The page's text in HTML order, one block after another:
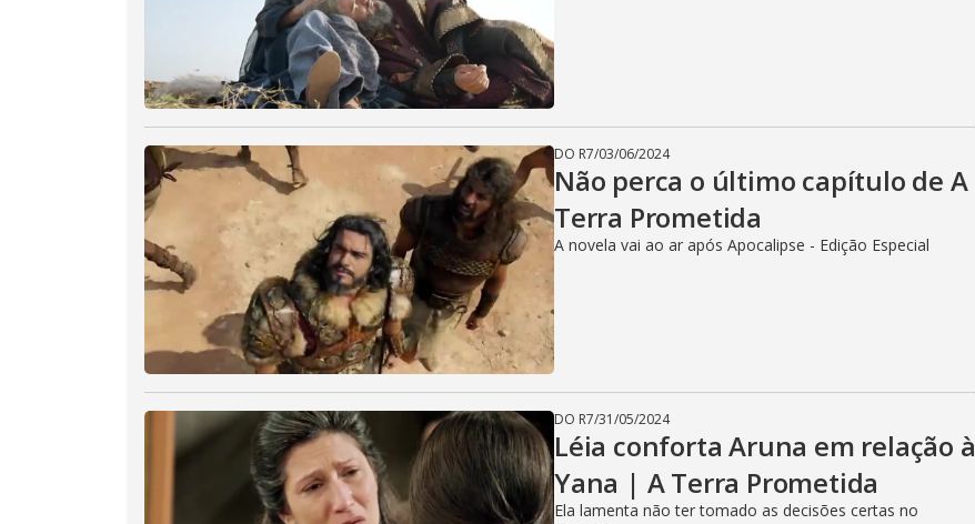
DO R7/03/06/2024
Não perca o último capítulo de A
Terra Prometida
A novela vai ao ar após Apocalipse - Edição Especial
DO R7/31/05/2024
Léia conforta Aruna em relação à
Yana | A Terra Prometida
Ela lamenta não ter tomado as decisões certas no